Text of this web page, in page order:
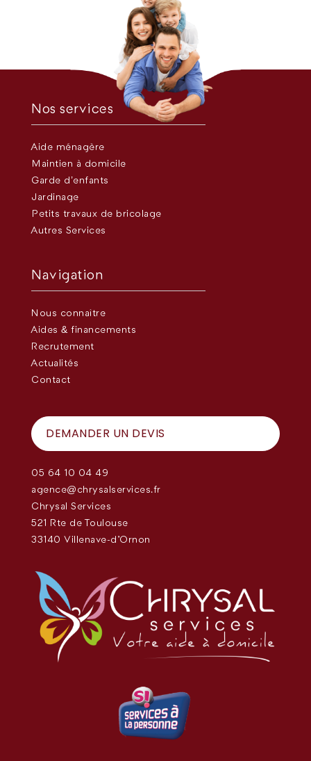
Nos services
Aide ménagère
Maintien à domicile
Garde d’enfants
Jardinage
Petits travaux de bricolage
Autres Services
Navigation
Nous connaître
Aides & financements
Recrutement
Actualités
Contact
DEMANDER UN DEVIS
05 64 10 04 49
agence@chrysalservices.fr
Chrysal Services
521 Rte de Toulouse
33140 Villenave-d'Ornon